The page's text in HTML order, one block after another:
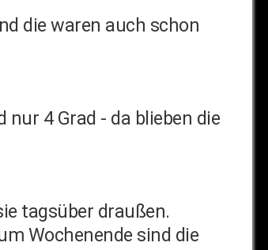
die waren auch schon
4 Grad - da blieben die
tagsüber draußen.
Wochenende sind die